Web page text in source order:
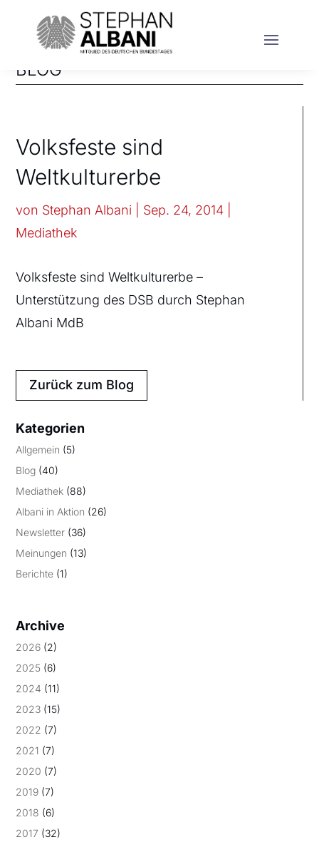
BLOG
Volksfeste sind
Weltkulturerbe
von Stephan Albani Sep. 24, 2014
Mediathek
Volksfeste sind Weltkulturerbe –
Unterstützung des DSB durch Stephan
Albani MdB
Zurück zum Blog
Kategorien
Allgemein (5)
Blog (40)
Mediathek (88)
Albani in Aktion (26)
Newsletter (36)
Meinungen (13)
Berichte (1)
Archive
2026 (2)
2025 (6)
2024 (11)
2023 (15)
2022 (7)
2021 (7)
2020 (7)
2019 (7)
2018 (6)
2017 (32)